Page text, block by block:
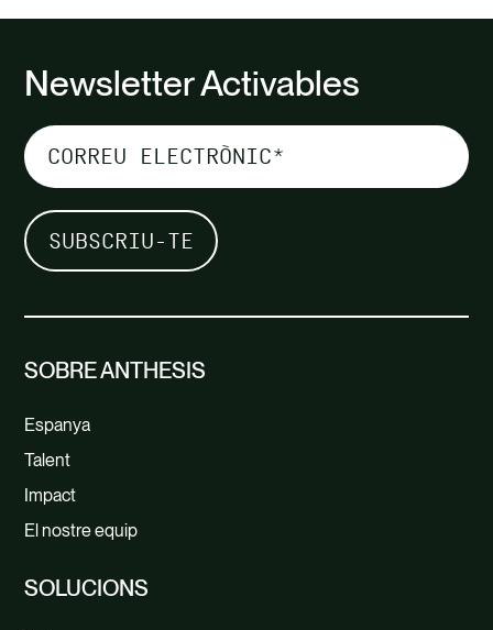
Newsletter Activables
SOBRE ANTHESIS
Espanya
Talent
Impact
El nostre equip
SOLUCIONS